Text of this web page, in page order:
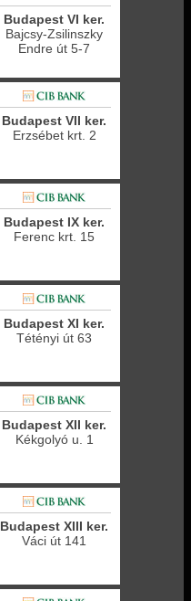
Budapest VI ker.
Bajcsy-Zsilinszky
Endre út 5-7
Budapest VII ker.
Erzsébet krt. 2
Budapest IX ker.
Ferenc krt. 15
Budapest XI ker.
Tétényi út 63
Budapest XII ker.
Kékgolyó u. 1
Budapest XIII ker.
Váci út 141